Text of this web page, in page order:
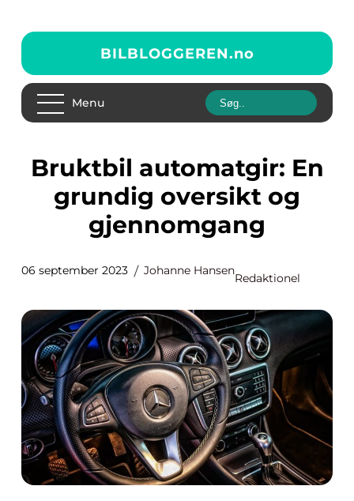
BILBLOGGEREN.no
Menu
Bruktbil automatgir: En
grundig oversikt og
gjennomgang
06 september 2023 Johanne Hansen
Redaktionel